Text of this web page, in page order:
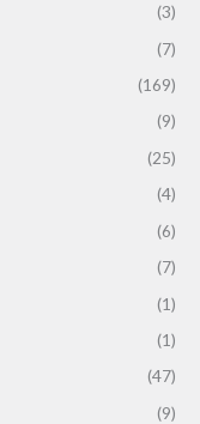
(3)
(7)
(169)
(9)
(25)
(4)
(6)
(7)
(1)
(1)
(47)
(9)